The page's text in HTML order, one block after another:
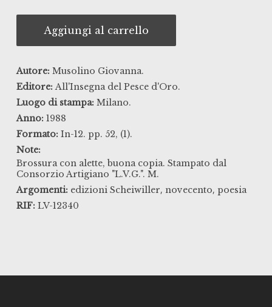
Aggiungi al carrello
Autore: Musolino Giovanna.
Editore: All'Insegna del Pesce d'Oro.
Luogo di stampa: Milano.
Anno: 1988
Formato: In-12. pp. 52, (1).
Note:
Brossura con alette, buona copia. Stampato dal
Consorzio Artigiano "L.V.G.". M.
Argomenti: edizioni Scheiwiller, novecento, poesia
RIF: LV-12340